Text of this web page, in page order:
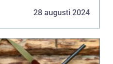
28 augusti 2024